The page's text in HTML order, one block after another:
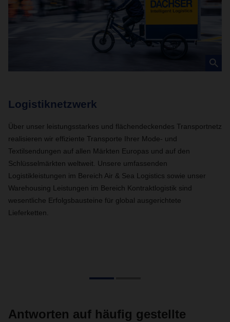
Logistiknetzwerk
Über unser leistungsstarkes und flächendeckendes Transportnetz
realisieren wir effiziente Transporte Ihrer Mode- und
Textilsendungen auf allen Märkten Europas und auf den
Schlüsselmärkten weltweit. Unsere umfassenden
Logistikleistungen im Bereich Air & Sea Logistics sowie unser
Warehousing Leistungen im Bereich Kontraktlogistik sind
wesentliche Erfolgsbausteine für global ausgerichtete
Lieferketten.
Antworten auf häufig gestellte